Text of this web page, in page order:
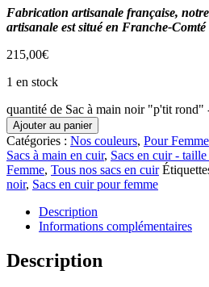
Fabrication artisanale française,
artisanale est situé en Franche-Comté
215,00€
1 en stock
quantité de Sac à main noir "p'tit rond"
Ajouter au panier
Catégories : Nos couleurs, Pour Femme
Sacs à main en cuir, Sacs en cuir -
Femme, Tous nos sacs en cuir
noir, Sacs en cuir pour femme
Description
Informations complémentaires
Description